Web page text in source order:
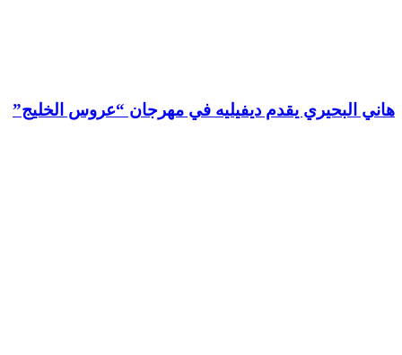
هاني البحيري يقدم ديفيليه في مهرجان “عروس الخليج”